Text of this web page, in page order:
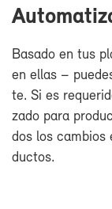
Ba­sa­do en tus
en ellas –
te. Si es
za­do pa­ra
dos los
duc­tos.